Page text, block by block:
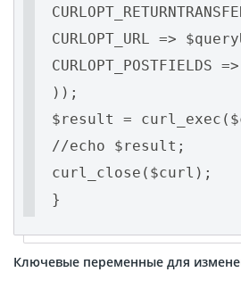
CURLOPT_URL =>
CURLOPT_POSTFIELDS
));
$result =
//echo $result;
curl_close($curl);
Ключевые переменные для